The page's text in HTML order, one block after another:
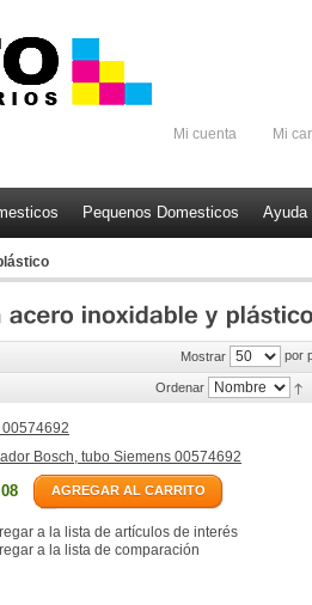
Mi cuenta Mi
Pequenos Domesticos Ayuda
Mostrar por
Ordenar
00574692
Bosch, tubo Siemens 00574692
AGREGAR AL CARRITO
a la lista de artículos de interés
a la lista de comparación